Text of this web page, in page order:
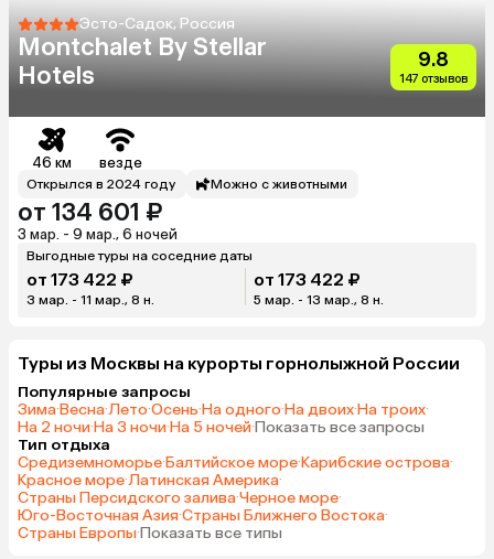
Эсто-Садок, Россия
Montchalet By Stellar
Hotels
9.8
147 отзывов
46 км везде
Открылся в 2024 году Можно с животными
от 134 601 ₽
3 мар. - 9 мар., 6 ночей
Выгодные туры на соседние даты
от 173 422 ₽
3 мар. - 11 мар., 8 н.
от 173 422 ₽
5 мар. - 13 мар., 8 н.
Туры из Москвы на курорты горнолыжной России
Популярные запросы
Зима·Весна·Лето·Осень·На одного·На двоих·На троих·
На 2 ночи·На 3 ночи·На 5 ночей·Показать все запросы
Тип отдыха
Средиземноморье·Балтийское море·Карибские острова·
Красное море·Латинская Америка·
Страны Персидского залива·Черное море·
Юго-Восточная Азия·Страны Ближнего Востока·
Страны Европы·Показать все типы